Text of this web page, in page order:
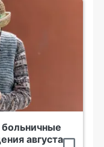
августа